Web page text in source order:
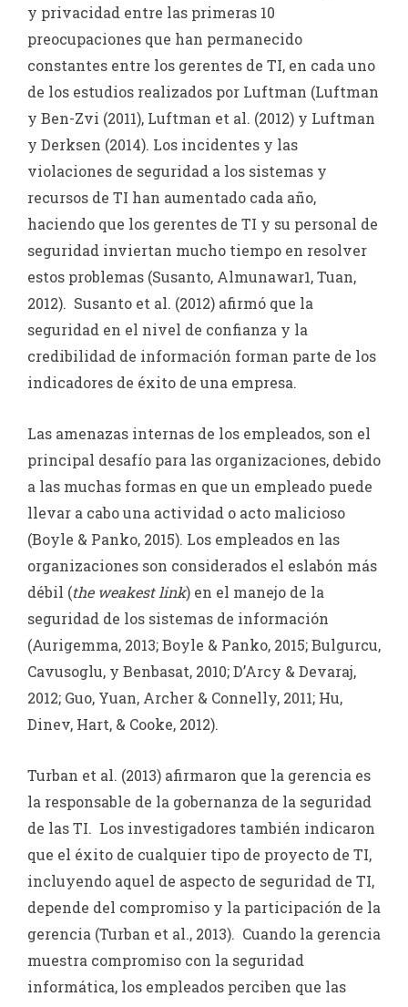
y privacidad entre las primeras 10
preocupaciones que han permanecido
constantes entre los gerentes de TI, en cada uno
de los estudios realizados por Luftman (Luftman
y Ben-Zvi (2011), Luftman et al. (2012) y Luftman
y Derksen (2014). Los incidentes y las
violaciones de seguridad a los sistemas y
recursos de TI han aumentado cada año,
haciendo que los gerentes de TI y su personal de
seguridad inviertan mucho tiempo en resolver
estos problemas (Susanto, Almunawar1, Tuan,
2012). Susanto et al. (2012) afirmó que la
seguridad en el nivel de confianza y la
credibilidad de información forman parte de los
indicadores de éxito de una empresa.
Las amenazas internas de los empleados, son el
principal desafío para las organizaciones, debido
a las muchas formas en que un empleado puede
llevar a cabo una actividad o acto malicioso
(Boyle & Panko, 2015). Los empleados en las
organizaciones son considerados el eslabón más
débil (the weakest link) en el manejo de la
seguridad de los sistemas de información
(Aurigemma, 2013; Boyle & Panko, 2015; Bulgurcu,
Cavusoglu, y Benbasat, 2010; D’Arcy & Devaraj,
2012; Guo, Yuan, Archer & Connelly, 2011; Hu,
Dinev, Hart, & Cooke, 2012).
Turban et al. (2013) afirmaron que la gerencia es
la responsable de la gobernanza de la seguridad
de las TI. Los investigadores también indicaron
que el éxito de cualquier tipo de proyecto de TI,
incluyendo aquel de aspecto de seguridad de TI,
depende del compromiso y la participación de la
gerencia (Turban et al., 2013). Cuando la gerencia
muestra compromiso con la seguridad
informática, los empleados perciben que las